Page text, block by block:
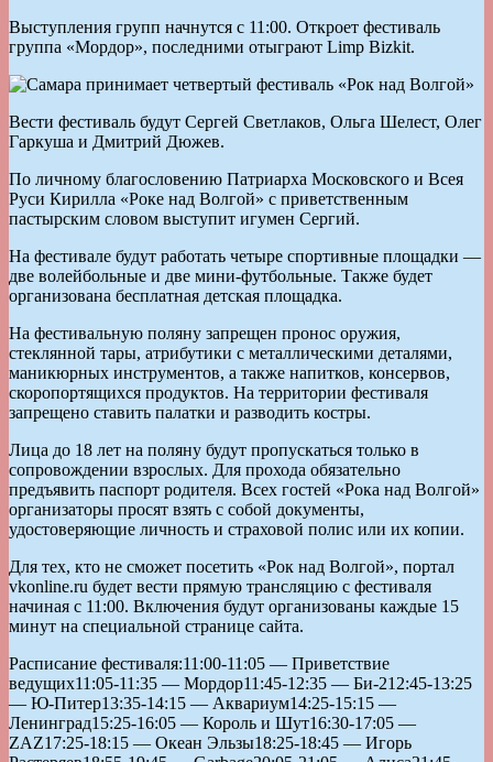
Выступления групп начнутся с 11:00. Откроет фестиваль
группа «Мордор», последними отыграют Limp Bizkit.
Вести фестиваль будут Сергей Светлаков, Ольга Шелест, Олег
Гаркуша и Дмитрий Дюжев.
По личному благословению Патриарха Московского и Всея
Руси Кирилла «Роке над Волгой» с приветственным
пастырским словом выступит игумен Сергий.
На фестивале будут работать четыре спортивные площадки —
две волейбольные и две мини-футбольные. Также будет
организована бесплатная детская площадка.
На фестивальную поляну запрещен пронос оружия,
стеклянной тары, атрибутики с металлическими деталями,
маникюрных инструментов, а также напитков, консервов,
скоропортящихся продуктов. На территории фестиваля
запрещено ставить палатки и разводить костры.
Лица до 18 лет на поляну будут пропускаться только в
сопровождении взрослых. Для прохода обязательно
предъявить паспорт родителя. Всех гостей «Рока над Волгой»
организаторы просят взять с собой документы,
удостоверяющие личность и страховой полис или их копии.
Для тех, кто не сможет посетить «Рок над Волгой», портал
vkonline.ru будет вести прямую трансляцию с фестиваля
начиная с 11:00. Включения будут организованы каждые 15
минут на специальной странице сайта.
Расписание фестиваля:11:00-11:05 — Приветствие
ведущих11:05-11:35 — Мордор11:45-12:35 — Би-212:45-13:25
— Ю-Питер13:35-14:15 — Аквариум14:25-15:15 —
Ленинград15:25-16:05 — Король и Шут16:30-17:05 —
ZAZ17:25-18:15 — Океан Эльзы18:25-18:45 — Игорь